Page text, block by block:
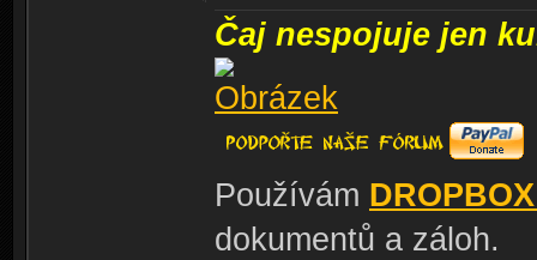
Čaj nespojuje jen
Používám
dokumentů a záloh.